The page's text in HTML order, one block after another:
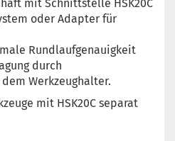
mit Schnittstelle HSK20C
oder Adapter für
Rundlaufgenauigkeit
durch
Werkzeughalter.
mit HSK20C separat